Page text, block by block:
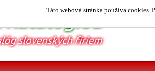
Táto webová stránka používa cookies.